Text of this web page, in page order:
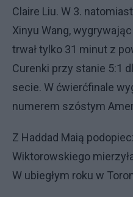
Claire Liu. W 3.
Xinyu Wang,
trwał tylko 31 minut z
Curenki przy stanie 5:1
secie. W ćwierćfinale
numerem szóstym
Z Haddad Maią
Wiktorowskiego
W ubiegłym roku w